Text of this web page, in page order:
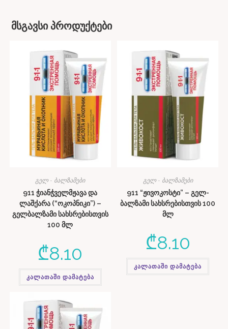
მსგავსი პროდუქტები
გელ - ბალზამები
911 ჭიანჭველმჟავა და
ლაშქარა (“ოკოპნიკი”) –
გელბალზამი სახსრებისთვის
100 მლ
₾8.10
კალათაში დამატება
გელ - ბალზამები
911 “ჟივოკოსტი” – გელ-
ბალზამი სახსრებისთვის 100
მლ
₾8.10
კალათაში დამატება